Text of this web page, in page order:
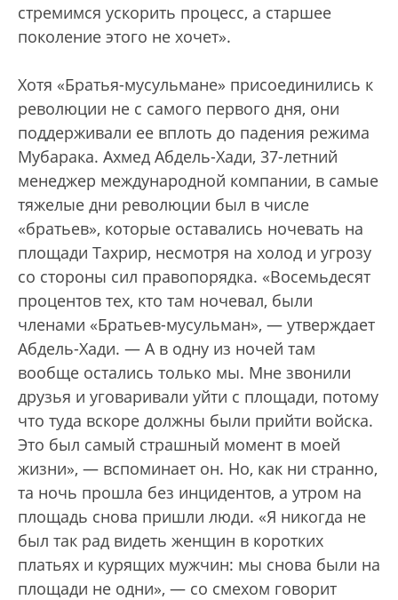
стремимся ускорить процесс, а старшее
поколение этого не хочет».
Хотя «Братья-мусульмане» присоединились к
революции не с самого первого дня, они
поддерживали ее вплоть до падения режима
Мубарака. Ахмед Абдель-Хади, 37-летний
менеджер международной компании, в самые
тяжелые дни революции был в числе
«братьев», которые оставались ночевать на
площади Тахрир, несмотря на холод и угрозу
со стороны сил правопорядка. «Восемьдесят
процентов тех, кто там ночевал, были
членами «Братьев-мусульман», — утверждает
Абдель-Хади. — А в одну из ночей там
вообще остались только мы. Мне звонили
друзья и уговаривали уйти с площади, потому
что туда вскоре должны были прийти войска.
Это был самый страшный момент в моей
жизни», — вспоминает он. Но, как ни странно,
та ночь прошла без инцидентов, а утром на
площадь снова пришли люди. «Я никогда не
был так рад видеть женщин в коротких
платьях и курящих мужчин: мы снова были на
площади не одни», — со смехом говорит